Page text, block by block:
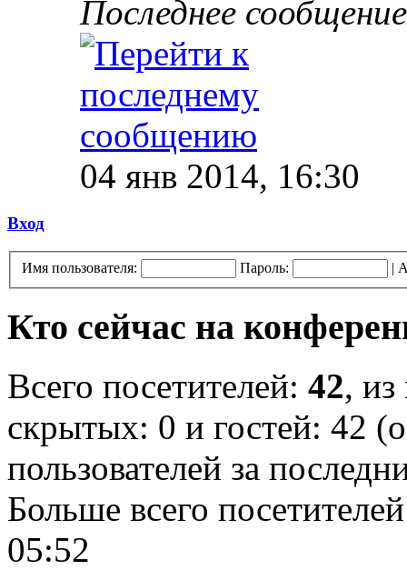
Последнее сообщение
04 янв 2014, 16:30
Вход
Имя пользователя: Пароль: |
Кто сейчас на
Всего посетителей: 42, из
скрытых: 0 и гостей: 42
пользователей за
Больше всего
05:52